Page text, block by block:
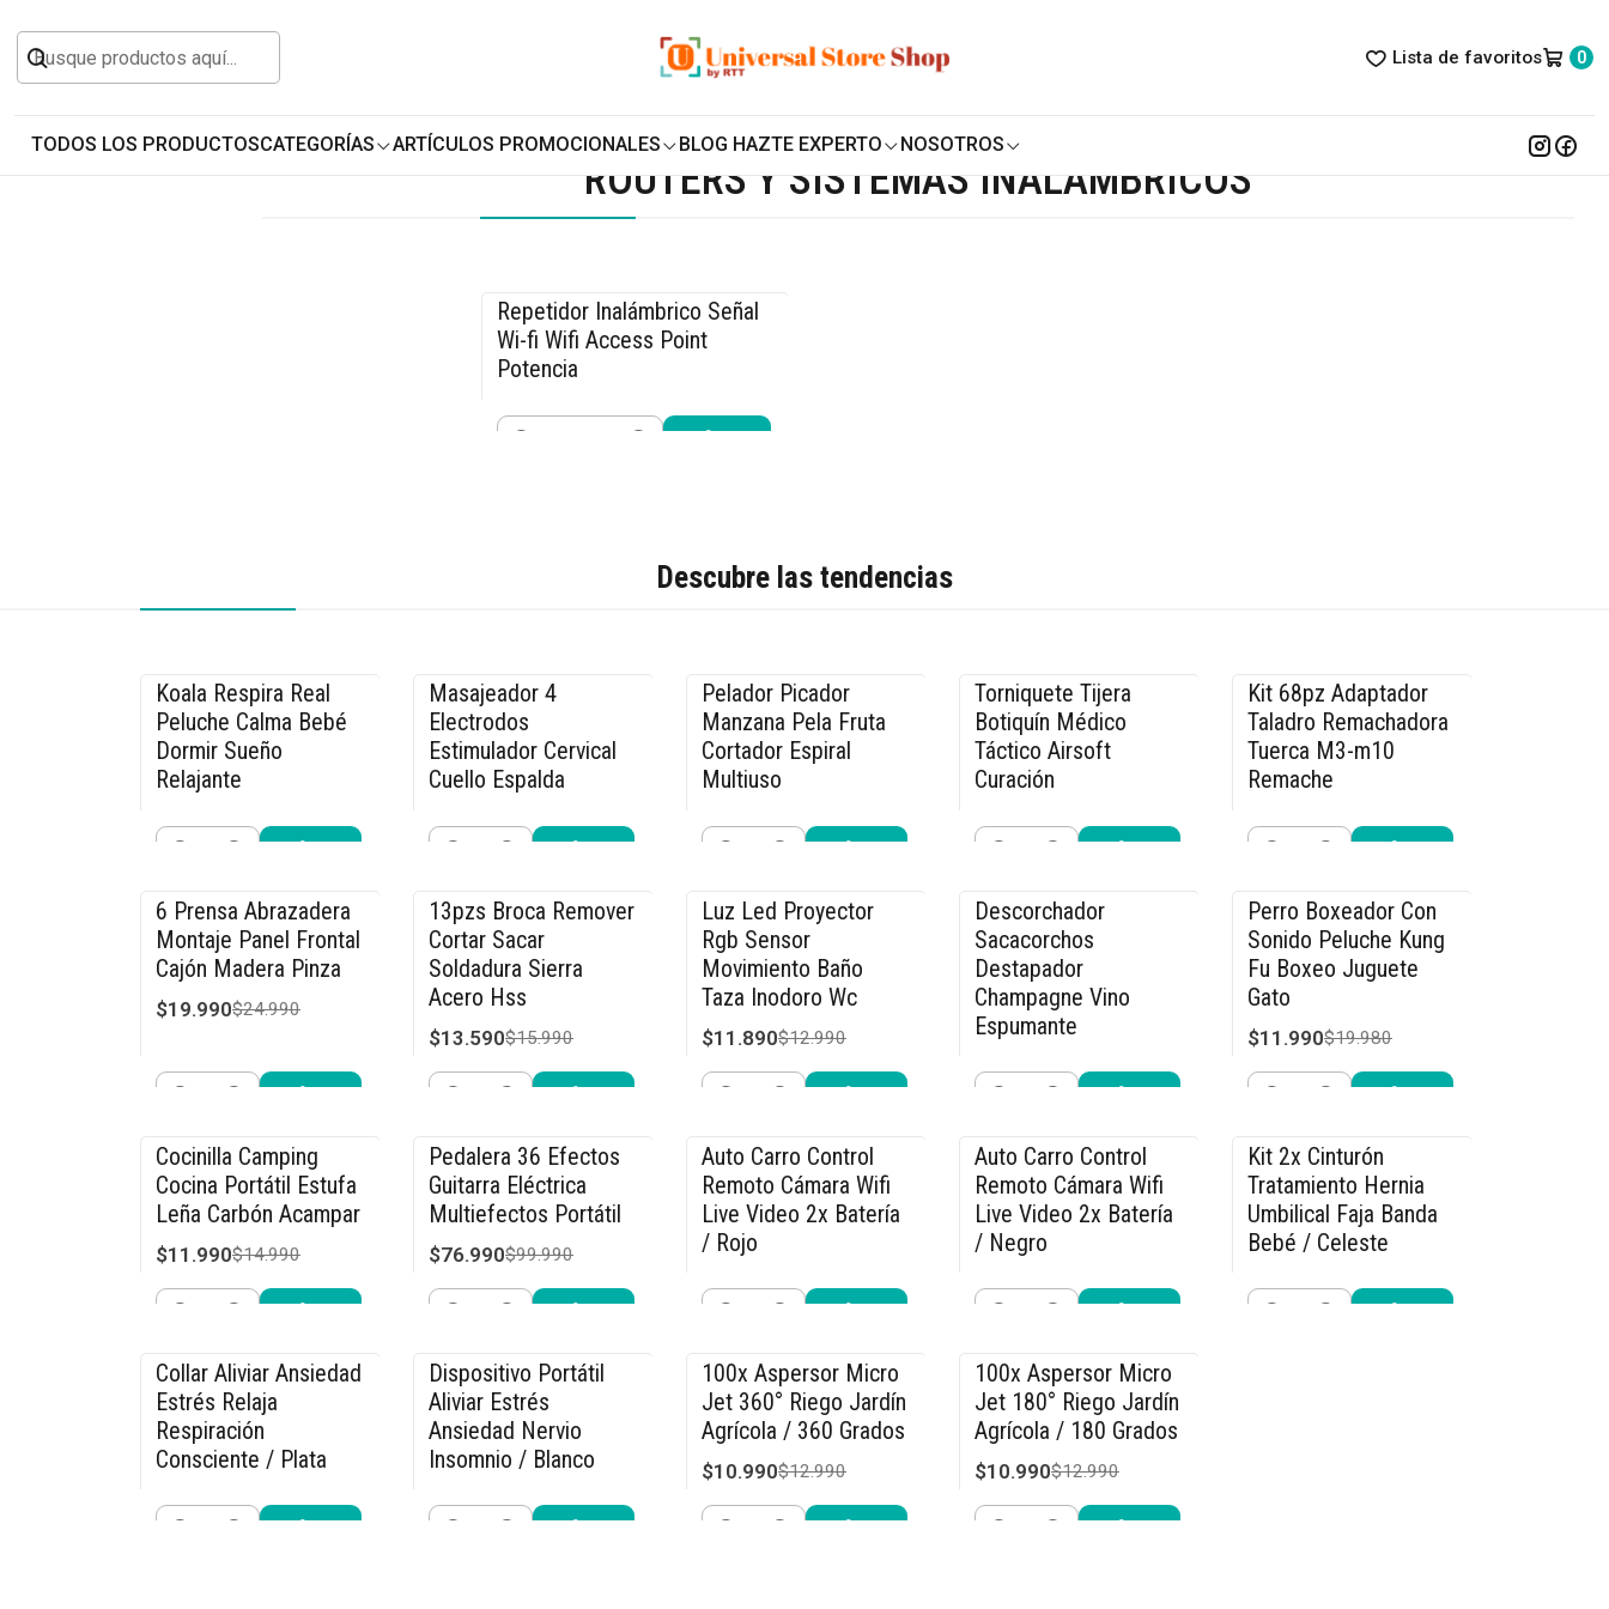
Lista de favoritos 0
TODOS LOS PRODUCTOSCATEGORÍAS ARTÍCULOS PROMOCIONALES BLOG HAZTE EXPERTO NOSOTROS
Inicio Todos los Productos Routers y sistemas inalámbricos
ROUTERS Y SISTEMAS INALÁMBRICOS
-9% OFF
Repetidor Inalámbrico Señal
Wi-fi Wifi Access Point
Potencia
$19.990$21.990
Descubre las tendencias
-26% OFF
Koala Respira Real
Peluche Calma Bebé
Dormir Sueño
Relajante
$19.990$26.990
-33% OFF
Masajeador 4
Electrodos
Estimulador Cervical
Cuello Espalda
$26.990$39.990
-20% OFF
Pelador Picador
Manzana Pela Fruta
Cortador Espiral
Multiuso
$23.990$29.990
-17% OFF
Torniquete Tijera
Botiquín Médico
Táctico Airsoft
Curación
$9.990$11.990
-14% OFF
Kit 68pz Adaptador
Taladro Remachadora
Tuerca M3-m10
Remache
$29.990$34.990
-20% OFF
6 Prensa Abrazadera
Montaje Panel Frontal
Cajón Madera Pinza
$19.990$24.990
-15% OFF
13pzs Broca Remover
Cortar Sacar
Soldadura Sierra
Acero Hss
$13.590$15.990
-8% OFF
Luz Led Proyector
Rgb Sensor
Movimiento Baño
Taza Inodoro Wc
$11.890$12.990
-15% OFF
Descorchador
Sacacorchos
Destapador
Champagne Vino
Espumante
$21.240$24.990
-40% OFF
Perro Boxeador Con
Sonido Peluche Kung
Fu Boxeo Juguete
Gato
$11.990$19.980
-20% OFF
Cocinilla Camping
Cocina Portátil Estufa
Leña Carbón Acampar
$11.990$14.990
-23% OFF
Pedalera 36 Efectos
Guitarra Eléctrica
Multiefectos Portátil
$76.990$99.990
-36% OFF
Auto Carro Control
Remoto Cámara Wifi
Live Video 2x Batería
/ Rojo
$31.990$49.990
-36% OFF
Auto Carro Control
Remoto Cámara Wifi
Live Video 2x Batería
/ Negro
$31.990$49.990
-15% OFF
Kit 2x Cinturón
Tratamiento Hernia
Umbilical Faja Banda
Bebé / Celeste
$25.490$29.990
-15% OFF
Collar Aliviar Ansiedad
Estrés Relaja
Respiración
Consciente / Plata
$11.040$12.990
-27% OFF
Dispositivo Portátil
Aliviar Estrés
Ansiedad Nervio
Insomnio / Blanco
$21.990$29.990
-15% OFF
100x Aspersor Micro
Jet 360° Riego Jardín
Agrícola / 360 Grados
$10.990$12.990
-15% OFF
100x Aspersor Micro
Jet 180° Riego Jardín
Agrícola / 180 Grados
$10.990$12.990